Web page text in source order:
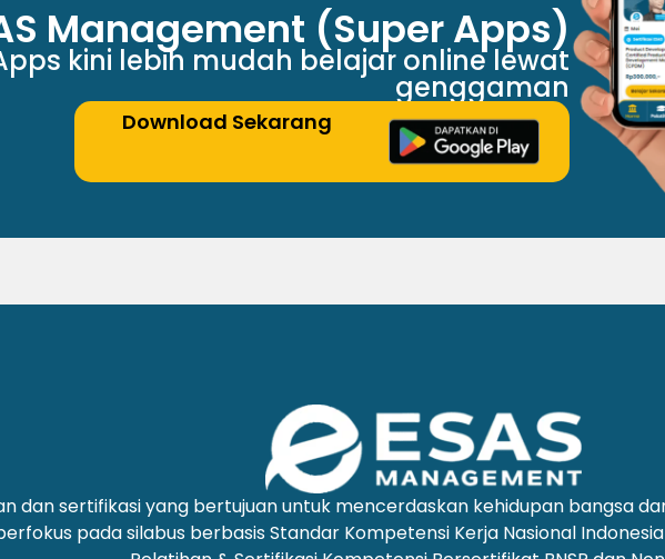
Management (Super Apps)
kini lebih mudah belajar online lewat
genggaman
Download Sekarang
dan sertifikasi yang bertujuan untuk mencerdaskan kehidupan bangsa
pada silabus berbasis Standar Kompetensi Kerja Nasional